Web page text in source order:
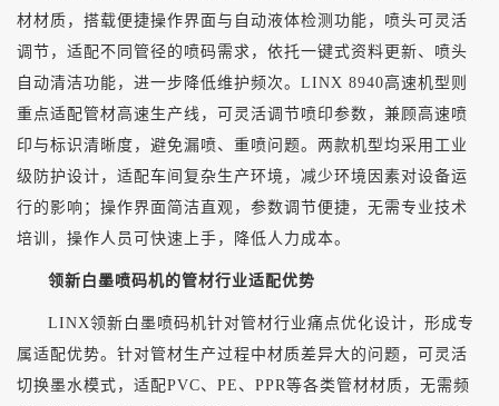
材材质，搭载便捷操作界面与自动液体检测功能，喷头可灵活
调节，适配不同管径的喷码需求，依托一键式资料更新、喷头
自动清洁功能，进一步降低维护频次。LINX 8940高速机型则
重点适配管材高速生产线，可灵活调节喷印参数，兼顾高速喷
印与标识清晰度，避免漏喷、重喷问题。两款机型均采用工业
级防护设计，适配车间复杂生产环境，减少环境因素对设备运
行的影响；操作界面简洁直观，参数调节便捷，无需专业技术
培训，操作人员可快速上手，降低人力成本。
领新白墨喷码机的管材行业适配优势
LINX领新白墨喷码机针对管材行业痛点优化设计，形成专
属适配优势。针对管材生产过程中材质差异大的问题，可灵活
切换墨水模式，适配PVC、PE、PPR等各类管材材质，无需频